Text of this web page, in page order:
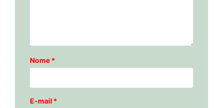
Nome *
E-mail *